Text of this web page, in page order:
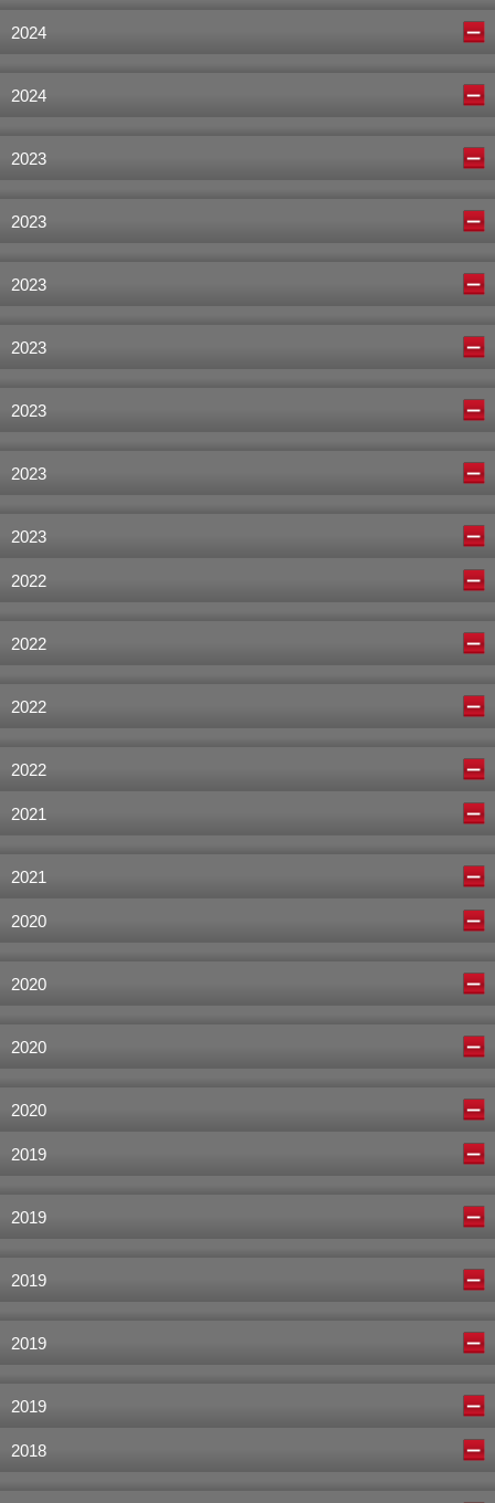
2024
2024
2023
2023
2023
2023
2023
2023
2023
2022
2022
2022
2022
2021
2021
2020
2020
2020
2020
2019
2019
2019
2019
2019
2018